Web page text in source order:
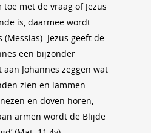
met de vraag of Jezus
is, daarmee wordt
Jezus geeft de
een bijzonder
aan Johannes zeggen wat
zien en lammen
en doven horen,
armen wordt de Blijde